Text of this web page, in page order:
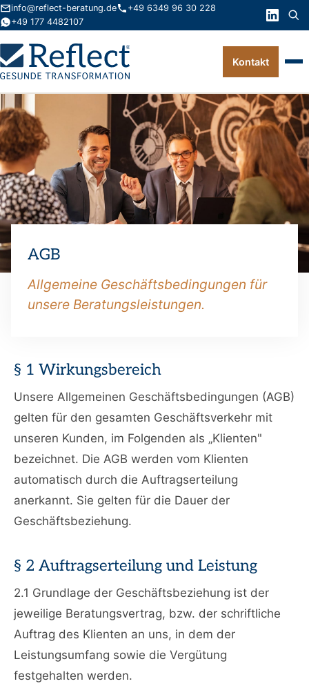
info@reflect-beratung.de
+49 6349 96 30 228
+49 177 4482107
Leistungen
Produkte
Wissen
Über uns
Kontakt
AGB
Allgemeine Geschäftsbedingungen für
unsere Beratungsleistungen.
§ 1 Wirkungsbereich
Unsere Allgemeinen Geschäftsbedingungen (AGB)
gelten für den gesamten Geschäftsverkehr mit
unseren Kunden, im Folgenden als „Klienten"
bezeichnet. Die AGB werden vom Klienten
automatisch durch die Auftragserteilung
anerkannt. Sie gelten für die Dauer der
Geschäftsbeziehung.
§ 2 Auftragserteilung und Leistung
2.1 Grundlage der Geschäftsbeziehung ist der
jeweilige Beratungsvertrag, bzw. der schriftliche
Auftrag des Klienten an uns, in dem der
Leistungsumfang sowie die Vergütung
festgehalten werden.